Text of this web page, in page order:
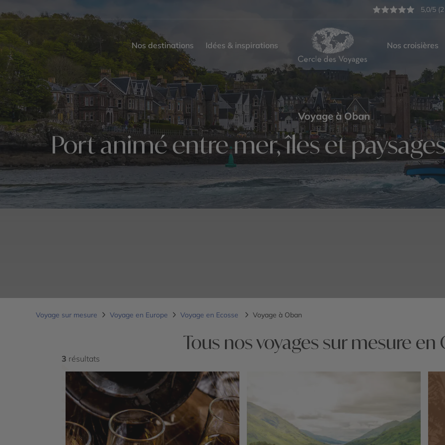
5,0/5
Nos destinations Idées & inspirations Nos croisières
Voyage à Oban
Port animé entre mer, îles et
Voyage sur mesure Voyage en Europe Voyage en Ecosse Voyage à Oban
Tous nos voyages sur mesure en
3 résultats